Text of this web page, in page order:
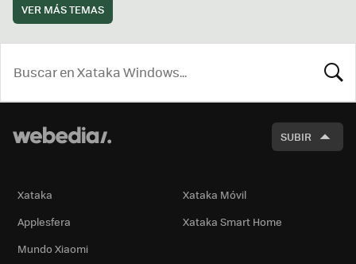
VER MÁS TEMAS
SUBIR
Xataka
Xataka Móvil
Applesfera
Xataka Smart Home
Mundo Xiaomi